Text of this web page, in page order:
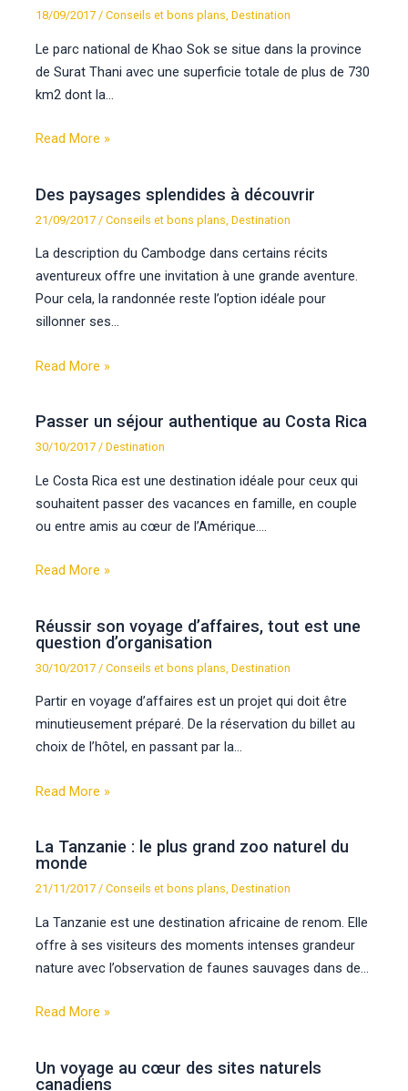
18/09/2017/Conseils et bons plans,Destination
Le parc national de Khao Sok se situe dans la province
de Surat Thani avec une superficie totale de plus de 730
km2 dont la…
Read More »
Des paysages splendides à découvrir
21/09/2017 /Conseils et bons plans ,Destination
La description du Cambodge dans certains récits
aventureux offre une invitation à une grande aventure.
Pour cela, la randonnée reste l’option idéale pour
sillonner ses…
Read More »
Passer un séjour authentique au Costa Rica
30/10/2017/Destination
Le Costa Rica est une destination idéale pour ceux qui
souhaitent passer des vacances en famille, en couple
ou entre amis au cœur de l’Amérique.…
Read More »
Réussir son voyage d’affaires, tout est une
question d’organisation
30/10/2017 /Conseils et bons plans ,Destination
Partir en voyage d’affaires est un projet qui doit être
minutieusement préparé. De la réservation du billet au
choix de l’hôtel, en passant par la…
Read More »
La Tanzanie : le plus grand zoo naturel du
monde
21/11/2017/Conseils et bons plans,Destination
La Tanzanie est une destination africaine de renom. Elle
offre à ses visiteurs des moments intenses grandeur
nature avec l’observation de faunes sauvages dans de…
Read More »
Un voyage au cœur des sites naturels
canadiens